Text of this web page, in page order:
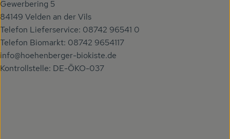
Gewerbering 5
84149 Velden an der Vils
Telefon Lieferservice: 08742 96541 0
Telefon Biomarkt: 08742 9654117
info@hoehenberger-biokiste.de
Kontrollstelle: DE-ÖKO-037